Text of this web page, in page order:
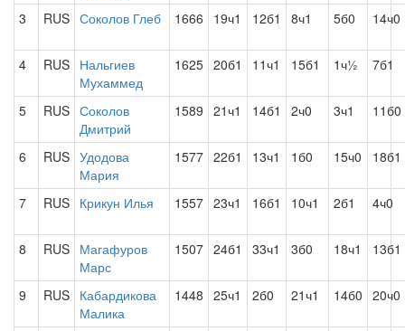
3 RUS Соколов Глеб 1666 19ч1 12б1 8ч1 5б0 14ч0
4 RUS Нальгиев
Мухаммед
1625 20б1 11ч1 15б1 1ч½ 7б1
5 RUS Соколов
Дмитрий
1589 21ч1 14б1 2ч0 3ч1 11б0
6 RUS Удодова
Мария
1577 22б1 13ч1 1б0 15ч0 18б1
7 RUS Крикун Илья 1557 23ч1 16б1 10ч1 2б1 4ч0
8 RUS Магафуров
Марс
1507 24б1 33ч1 3б0 18ч1 13б1
9 RUS Кабардикова
Малика
1448 25ч1 2б0 21ч1 14б0 20ч0